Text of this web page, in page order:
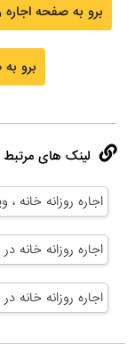
برو به صفحه اجاره
برو
لینک های مرتبط
اجاره روزانه خانه ،
اجاره روزانه خانه در
اجاره روزانه خانه در